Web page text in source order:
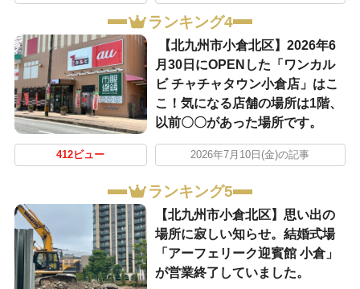
ランキング4
【北九州市小倉北区】2026年6
月30日にOPENした「ワンカル
ビ チャチャタウン小倉店」はこ
こ！気になる店舗の場所は1階、
以前〇〇があった場所です。
412ビュー 2026年7月10日(金)の記事
ランキング5
【北九州市小倉北区】思い出の
場所に寂しい知らせ。結婚式場
「アーフェリーク迎賓館 小倉」
が営業終了していました。